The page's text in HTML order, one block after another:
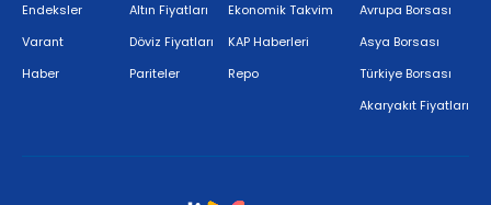
Endeksler
Varant
Haber
Altın Fiyatları
Döviz Fiyatları
Pariteler
Ekonomik Takvim
KAP Haberleri
Repo
Avrupa Borsası
Asya Borsası
Türkiye Borsası
Akaryakıt Fiyatları